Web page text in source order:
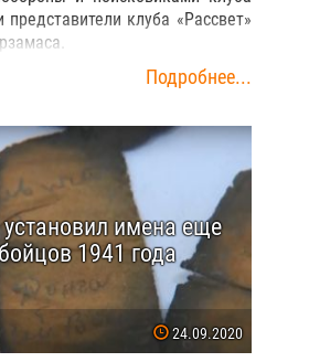
представители клуба «Рассвет»
Подробнее...
имена еще
1941 года
24.09.2020